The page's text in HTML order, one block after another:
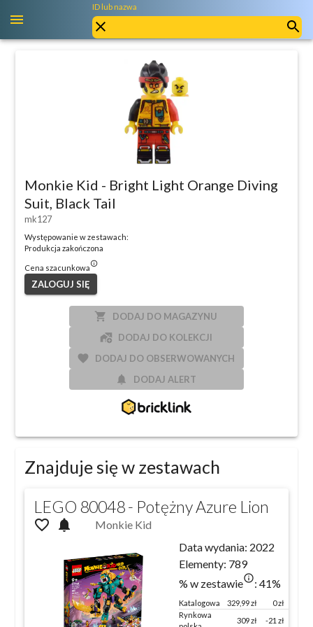
ID lub nazwa
Monkie Kid - Bright Light Orange Diving
Suit, Black Tail
mk127
Występowanie w zestawach:
Produkcja zakończona
Cena szacunkowainfo_outlined
ZALOGUJ SIĘ
local_grocery_store DODAJ DO MAGAZYNU
add_home_work DODAJ DO KOLEKCJI
favorite DODAJ DO OBSERWOWANYCH
notifications DODAJ ALERT
Znajduje się w zestawach
LEGO 80048 - Potężny Azure Lion
favorite_outline notifications
Monkie Kid
Data wydania: 2022
Elementy: 789
% w zestawieinfo_outlined
: 41%
Katalogowa 329,99zł 0 zł
Rynkowa
309zł -21 zł